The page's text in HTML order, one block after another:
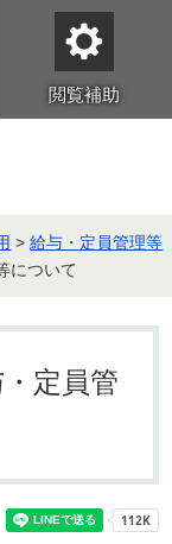
閲覧補助
>給与・定員管理等
について
定員管